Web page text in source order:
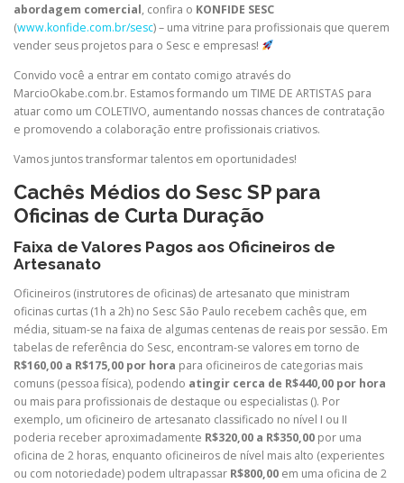
abordagem comercial, confira o KONFIDE SESC
(www.konfide.com.br/sesc) – uma vitrine para profissionais que querem
vender seus projetos para o Sesc e empresas!
Convido você a entrar em contato comigo através do
MarcioOkabe.com.br. Estamos formando um TIME DE ARTISTAS para
atuar como um COLETIVO, aumentando nossas chances de contratação
e promovendo a colaboração entre profissionais criativos.
Vamos juntos transformar talentos em oportunidades!
Cachês Médios do Sesc SP para
Oficinas de Curta Duração
Faixa de Valores Pagos aos Oficineiros de
Artesanato
Oficineiros (instrutores de oficinas) de artesanato que ministram
oficinas curtas (1h a 2h) no Sesc São Paulo recebem cachês que, em
média, situam-se na faixa de algumas centenas de reais por sessão. Em
tabelas de referência do Sesc, encontram-se valores em torno de
R$160,00 a R$175,00 por hora para oficineiros de categorias mais
comuns (pessoa física), podendo atingir cerca de R$440,00 por hora
ou mais para profissionais de destaque ou especialistas (). Por
exemplo, um oficineiro de artesanato classificado no nível I ou II
poderia receber aproximadamente R$320,00 a R$350,00 por uma
oficina de 2 horas, enquanto oficineiros de nível mais alto (experientes
ou com notoriedade) podem ultrapassar R$800,00 em uma oficina de 2